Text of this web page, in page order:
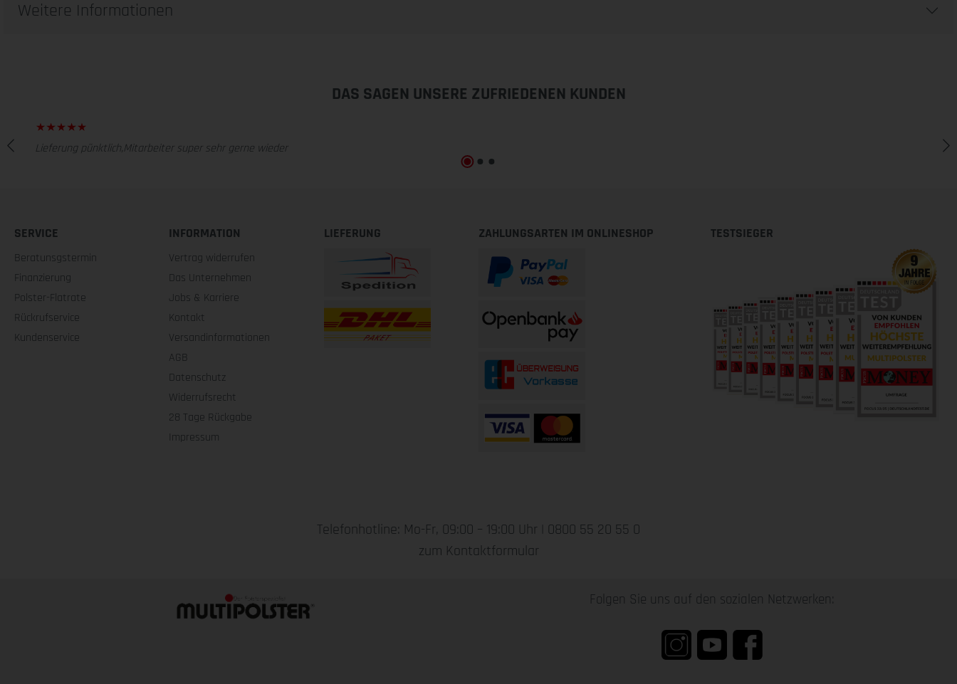
Weitere Informationen
DAS SAGEN UNSERE ZUFRIEDENEN KUNDEN
Lieferung pünktlich,Mitarbeiter super sehr gerne wieder
SERVICE
Beratunsgstermin
Finanzierung
Polster-Flatrate
Rückrufservice
Kundenservice
INFORMATION
Vertrag widerrufen
Das Unternehmen
Jobs & Karriere
Kontakt
Versandinformationen
AGB
Datenschutz
Widerrufsrecht
28 Tage Rückgabe
Impressum
LIEFERUNG ZAHLUNGSARTEN IM ONLINESHOP TESTSIEGER
Telefonhotline: Mo-Fr, 09:00 – 19:00 Uhr | 0800 55 20 55 0
zum Kontaktformular
Folgen Sie uns auf den sozialen Netzwerken: